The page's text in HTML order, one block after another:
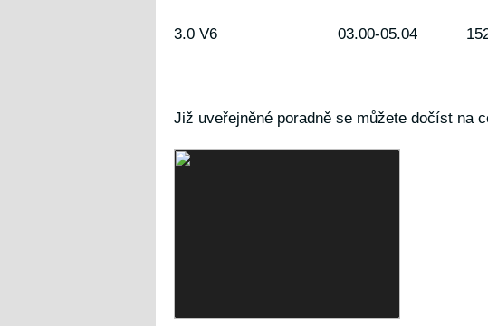
3.0 V6 03.00-05.04
Již uveřejněné poradně se můžete dočíst na